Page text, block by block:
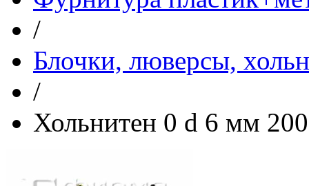
/
Блочки, люверсы,
/
Хольнитен 0 d 6 мм